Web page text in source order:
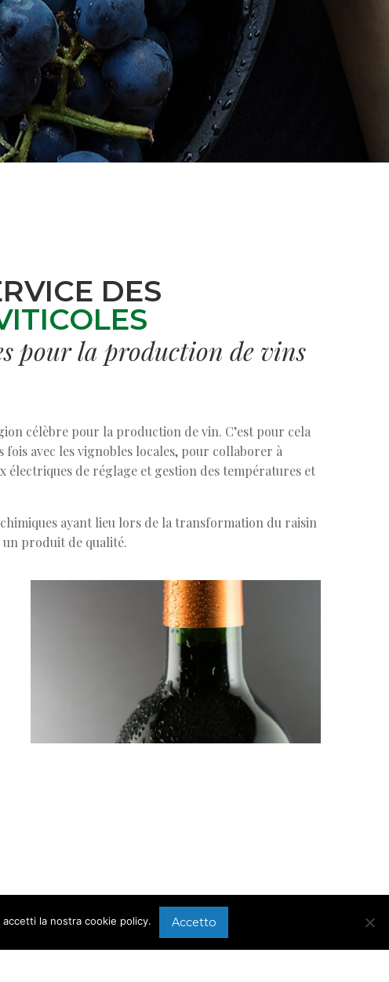
DES
pour la production de vins
célèbre pour la production de vin. C’est pour cela
avec les vignobles locales, pour collaborer à
de réglage et gestion des températures et
ayant lieu lors de la transformation du raisin
produit de qualité.
la nostra cookie policy. Accetto